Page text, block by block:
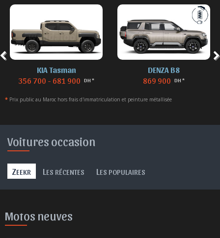
KIA Tasman
356 700 - 681 900 DH *
DENZA B8
869 900 DH *
* Prix public au Maroc hors frais d'immatriculation et peinture métallisée
Voitures occasion
ZEEKR L ES RÉCENTES L ES POPULAIRES
Motos neuves